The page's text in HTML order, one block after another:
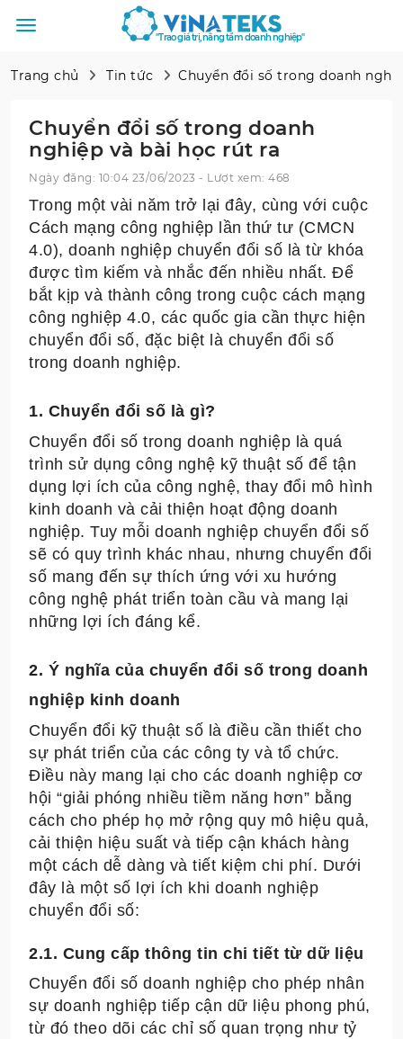
"Trao giá trị, nâng tầm doanh nghiệp"
Trang chủ Tin tức Chuyển đổi số trong doanh
Chuyển đổi số trong doanh
nghiệp và bài học rút ra
Ngày đăng: 10:04 23/06/2023 - Lượt xem: 468
Trong một vài năm trở lại đây, cùng với cuộc
Cách mạng công nghiệp lần thứ tư (CMCN
4.0), doanh nghiệp chuyển đổi số là từ khóa
được tìm kiếm và nhắc đến nhiều nhất. Để
bắt kịp và thành công trong cuộc cách mạng
công nghiệp 4.0, các quốc gia cần thực hiện
chuyển đổi số, đặc biệt là chuyển đổi số
trong doanh nghiệp.
1. Chuyển đổi số là gì?
Chuyển đổi số trong doanh nghiệp là quá
trình sử dụng công nghệ kỹ thuật số để tận
dụng lợi ích của công nghệ, thay đổi mô hình
kinh doanh và cải thiện hoạt động doanh
nghiệp. Tuy mỗi doanh nghiệp chuyển đổi số
sẽ có quy trình khác nhau, nhưng chuyển đổi
số mang đến sự thích ứng với xu hướng
công nghệ phát triển toàn cầu và mang lại
những lợi ích đáng kể.
2. Ý nghĩa của chuyển đổi số trong doanh
nghiệp kinh doanh
Chuyển đổi kỹ thuật số là điều cần thiết cho
sự phát triển của các công ty và tổ chức.
Điều này mang lại cho các doanh nghiệp cơ
hội “giải phóng nhiều tiềm năng hơn” bằng
cách cho phép họ mở rộng quy mô hiệu quả,
cải thiện hiệu suất và tiếp cận khách hàng
một cách dễ dàng và tiết kiệm chi phí. Dưới
đây là một số lợi ích khi doanh nghiệp
chuyển đổi số:
2.1. Cung cấp thông tin chi tiết từ dữ liệu
Chuyển đổi số doanh nghiệp cho phép nhân
sự doanh nghiệp tiếp cận dữ liệu phong phú,
từ đó theo dõi các chỉ số quan trọng như tỷ